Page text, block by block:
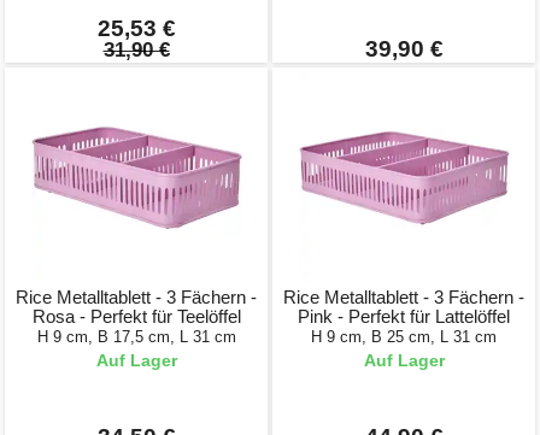
25,53 €
31,90 € 39,90 €
Rice Metalltablett - 3 Fächern -
Rosa - Perfekt für Teelöffel
H 9 cm, B 17,5 cm, L 31 cm
Auf Lager
Rice Metalltablett - 3 Fächern -
Pink - Perfekt für Lattelöffel
H 9 cm, B 25 cm, L 31 cm
Auf Lager